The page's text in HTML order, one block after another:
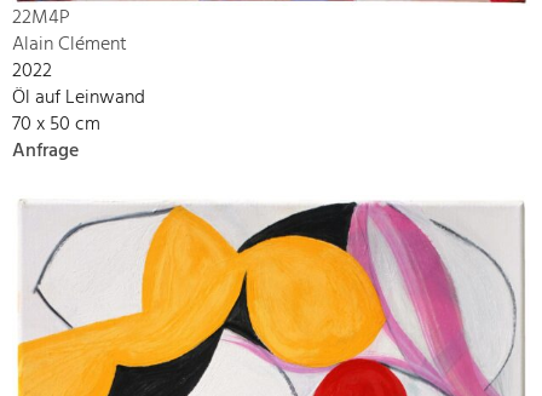
22M4P
Alain Clément
2022
Öl auf Leinwand
70 x 50 cm
Anfrage